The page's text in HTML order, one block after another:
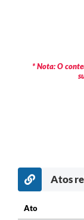
* Nota: O
Atos
Ato